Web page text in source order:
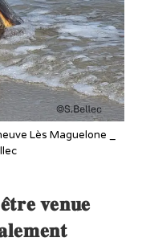
Lès Maguelone _
𝐯𝐞𝐧𝐮𝐞